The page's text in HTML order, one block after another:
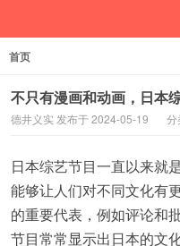
首页
不只有漫画和动画，日本
德井义实 发布于 2024-05-19 分
日本综艺节目一直以来就
能够让人们对不同文化有
的重要代表，例如评论和
节目常常显示出日本的文